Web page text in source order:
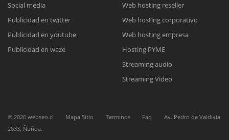
Reunión online
Nuestros ejecutivos le enviarán un correo electrónico con el enlace a
Meet para la reunión online.
Cotización
Todos nuestros ejecutivos están fuera de línea. Complete el formulario
Social media
Publicidad en twitter
Publicidad en youtube
Publicidad en waze
Web hosting reseller
Web hosting corporativo
Web hosting empresa
Hosting PYME
Streaming audio
Streaming Video
© 2026 webseo.cl Mapa Sitio Terminos Faq
Av. Pedro de Valdivia
2633, Ñuñoa.